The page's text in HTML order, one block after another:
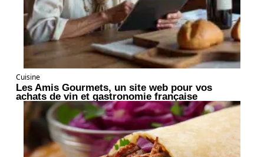
Cuisine
Les Amis Gourmets, un site web pour vos
achats de vin et gastronomie française